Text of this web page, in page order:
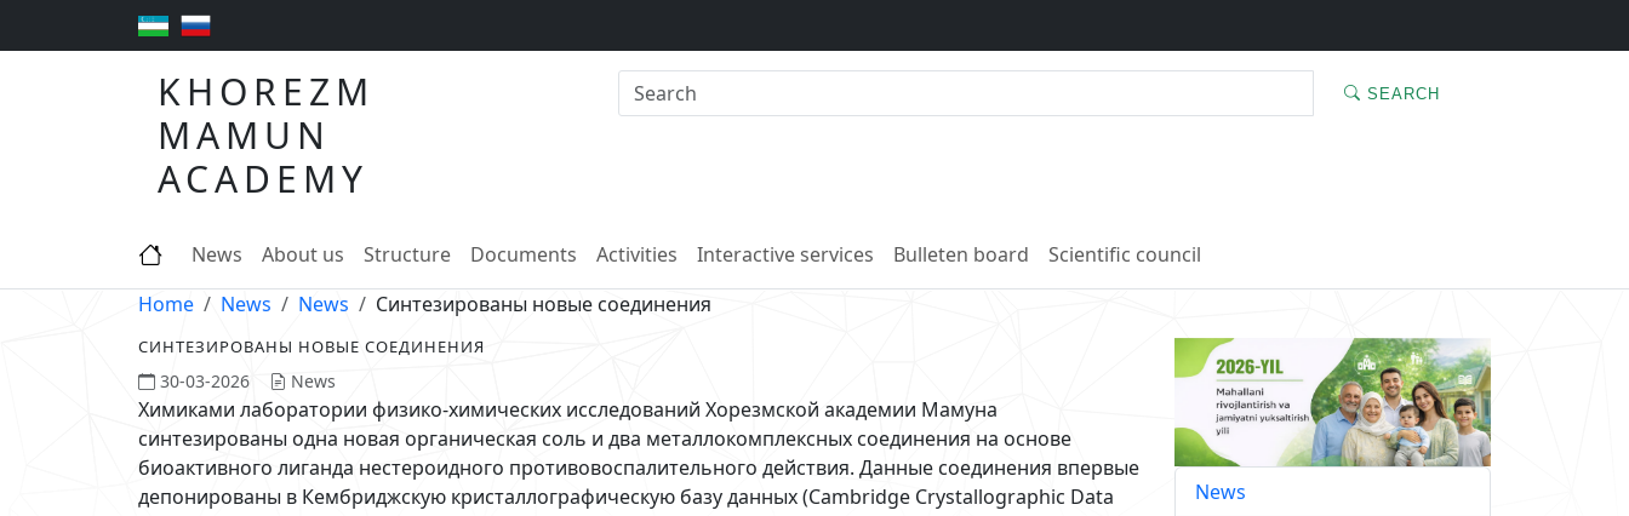
KHOREZM
MAMUN
ACADEMY
SEARCH
News About us Structure Documents Activities Interactive services Bulleten board
Scientific council
Home
News News Синтезированы новые соединения
СИНТЕЗИРОВАНЫ НОВЫЕ СОЕДИНЕНИЯ
30-03-2026 News
Химиками лаборатории физико-химических исследований Хорезмской академии Мамуна
синтезированы одна новая органическая соль и два металлокомплексных соединения на основе
биоактивного лиганда нестероидного противовоспалительного действия. Данные соединения впервые
депонированы в Кембриджскую кристаллографическую базу данных (Cambridge Crystallographic Data
News